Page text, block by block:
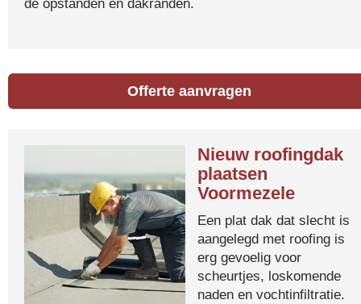
de opstanden en dakranden.
Offerte aanvragen
Nieuw roofingdak
plaatsen
Voormezele
Een plat dak dat slecht is
aangelegd met roofing is
erg gevoelig voor
scheurtjes, loskomende
naden en vochtinfiltratie.